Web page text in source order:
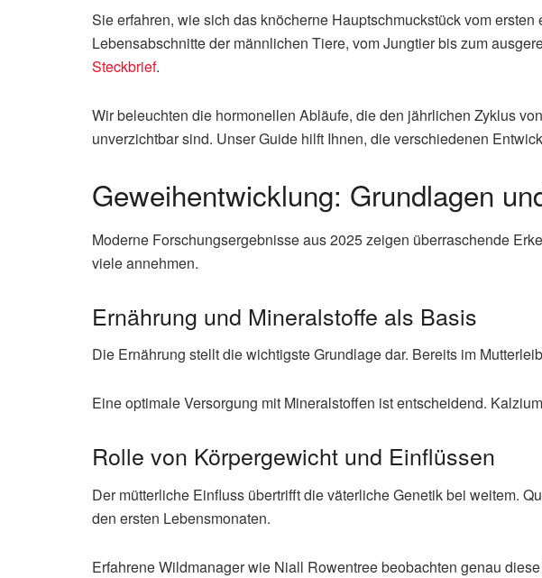
Sie erfahren, wie sich das knöcherne Hauptschmuckstück vom
Lebensabschnitte der männlichen Tiere, vom Jungtier bis zum
Steckbrief.
Wir beleuchten die hormonellen Abläufe, die den jährlichen Zyklus
unverzichtbar sind. Unser Guide hilft Ihnen, die verschiedenen
Geweihentwicklung: Grundlagen
Moderne Forschungsergebnisse aus 2025 zeigen überraschende
viele annehmen.
Ernährung und Mineralstoffe als Basis
Die Ernährung stellt die wichtigste Grundlage dar. Bereits im
Eine optimale Versorgung mit Mineralstoffen ist entscheidend.
Rolle von Körpergewicht und Einflüssen
Der mütterliche Einfluss übertrifft die väterliche Genetik bei weitem.
den ersten Lebensmonaten.
Erfahrene Wildmanager wie Niall Rowentree beobachten genau